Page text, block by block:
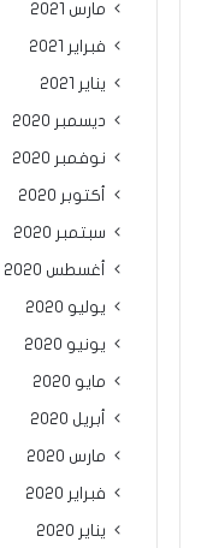
مارس 2021
فبراير 2021
يناير 2021
ديسمبر 2020
نوفمبر 2020
أكتوبر 2020
سبتمبر 2020
أغسطس 2020
يوليو 2020
يونيو 2020
مايو 2020
أبريل 2020
مارس 2020
فبراير 2020
يناير 2020